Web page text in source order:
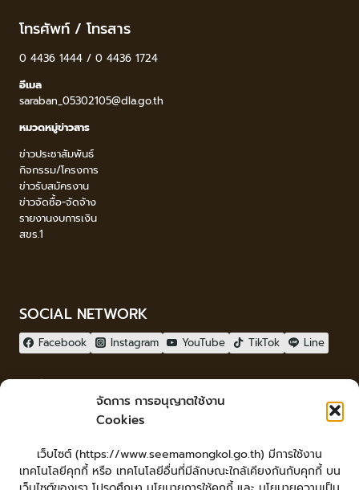
จัดการ การอนุญาตใช้งาน
Cookies
เว็บไซต์ (https://www.seemamongkol.go.th) มีการใช้งาน
เทคโนโลยีคุกกี้ หรือ เทคโนโลยีอื่นที่มีลักษณะใกล้เคียงกันกับคุกกี้ บน
โทรศัพท์ / โทรสาร
0 4436 1444 / 0 4436 1724
อีเมล
saraban_05302105@dla.go.th
หมวดหมู่ข่าวสาร
ข่าวประชาสัมพันธ์
กิจกรรม/โครงการ
ข่าวรับสมัครงาน
ข่าวจัดซื้อ-จัดจ้าง
รายงานงบการเงิน
สขร.1
SOCIAL NETWORK
Facebook Instagram YouTube TikTok Line
LopburiWebdesign.com
Login